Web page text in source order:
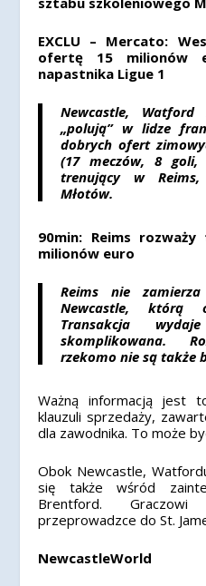
EXCLU – Mercato:
ofertę 15 milionów
napastnika Ligue 1
Newcastle,
„polują” w lidze
dobrych ofert
(17 meczów, 8
trenujący w
Młotów.
90min: Reims
milionów euro
Reims nie
Newcastle, którą
Transakcja
skomplikowana.
rzekomo nie są także
Ważną informacją jest
klauzuli sprzedaży,
dla zawodnika. To może
Obok Newcastle,
się także wśród
Brentford.
przeprowadzce do St.
NewcastleWorld